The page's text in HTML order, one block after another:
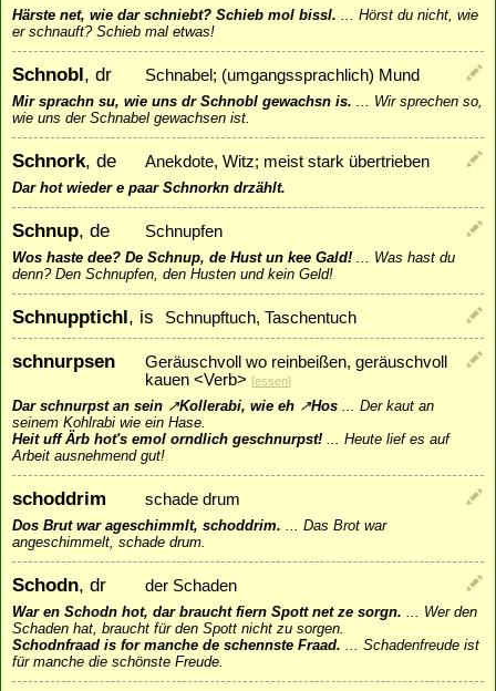
Härste net, wie dar schniebt? Schieb mol bissl.
Hörst du nicht, wie
er schnauft? Schieb mal etwas!
Schnobl, dr Schnabel; (umgangssprachlich) Mund
Mir sprachn su, wie uns dr Schnobl gewachsn is.
Wir sprechen so,
wie uns der Schnabel gewachsen ist.
Schnork, de Anekdote, Witz; meist stark übertrieben
Dar hot wieder e paar Schnorkn drzählt.
Schnup, de Schnupfen
Wos haste dee? De Schnup, de Hust un kee Gald!
Was hast du
denn? Den Schnupfen, den Husten und kein Geld!
Schnupptichl, is Schnupftuch, Taschentuch
schnurpsen
Geräuschvoll wo reinbeißen, geräuschvoll
kauen <Verb> [essen]
Dar schnurpst an sein ↗Kollerabi, wie eh ↗Hos
Der kaut an
seinem Kohlrabi wie ein Hase.
Heit uff Ärb hot's emol orndlich geschnurpst!
Heute lief es auf
Arbeit ausnehmend gut!
schoddrim schade drum
Dos Brut war ageschimmlt, schoddrim.
Das Brot war
angeschimmelt, schade drum.
Schodn, dr der Schaden
War en Schodn hot, dar braucht fiern Spott net ze sorgn.
Wer den
Schaden hat, braucht für den Spott nicht zu sorgen.
Schodnfraad is for manche de schennste Fraad.
Schadenfreude ist
für manche die schönste Freude.